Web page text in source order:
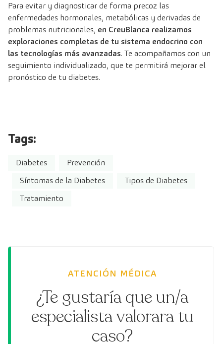
Para evitar y diagnosticar de forma precoz las
enfermedades hormonales, metabólicas y derivadas de
problemas nutricionales, en CreuBlanca realizamos
exploraciones completas de tu sistema endocrino con
las tecnologías más avanzadas. Te acompañamos con un
seguimiento individualizado, que te permitirá mejorar el
pronóstico de tu diabetes.
Tags:
Diabetes
Prevención
Síntomas de la Diabetes
Tipos de Diabetes
Tratamiento
ATENCIÓN MÉDICA
¿Te gustaría que un/a
especialista valorara tu
caso?